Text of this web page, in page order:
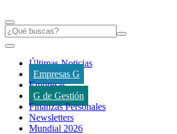
Últimas Noticias
Empresas G
Empresas
G de Gestión
Finanzas Personales
Newsletters
Mundial 2026